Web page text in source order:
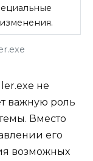
не
важную роль
Вместо
его
возможных